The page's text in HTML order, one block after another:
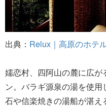
出典： Relux｜高原のホテ
嬬恋村、四阿山の麓に広
ン。バラギ源泉の湯を使
石や信楽焼きの湯船が湛